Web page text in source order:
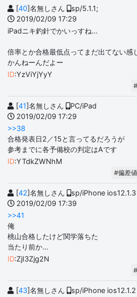
[40]名無しさん
sp/5.1.1;
2019/02/09 17:29
iPadニキ釣針でかいっすね…
倍率とか合格最低点ってまだ出てない感
かんねーんだよー
ID:YzViYjYyY
[41]名無しさん
PC/iPad
2019/02/09 17:29
>>38
合格発表日2／15と言ってるだろうが
参考までに各予備校の判定はAです
ID:YTdkZWNhM
#偏差
[42]名無しさん
sp/iPhone ios12.1.3
2019/02/09 17:39
>>41
俺
桃山合格したけど関学落ちた
当たり前か…
ID:ZjI3Zjg2N
[43]名無しさん
sp/iPhone ios12.1.2